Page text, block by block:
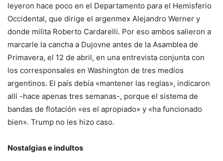
leyeron hace poco en el Departamento para el Hemisferio
Occidental, que dirige el argenmex Alejandro Werner y
donde milita Roberto Cardarelli. Por eso ambos salieron a
marcarle la cancha a Dujovne antes de la Asamblea de
Primavera, el 12 de abril, en una entrevista conjunta con
los corresponsales en Washington de tres medios
argentinos. El país debía «mantener las reglas», indicaron
allí -hace apenas tres semanas-, porque el sistema de
bandas de flotación «es el apropiado» y «ha funcionado
bien». Trump no les hizo caso.
Nostalgias e indultos